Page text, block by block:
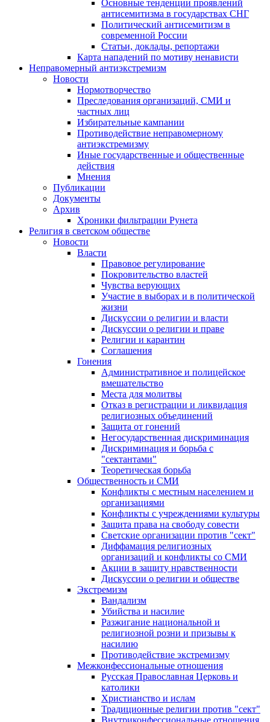
Основные тенденции проявлений
антисемитизма в государствах СНГ
Политический антисемитизм в
современной России
Статьи, доклады, репортажи
Карта нападений по мотиву ненависти
Неправомерный антиэкстремизм
Новости
Нормотворчество
Преследования организаций, СМИ и
частных лиц
Избирательные кампании
Противодействие неправомерному
антиэкстремизму
Иные государственные и общественные
действия
Мнения
Публикации
Документы
Архив
Хроники фильтрации Рунета
Религия в светском обществе
Новости
Власти
Правовое регулирование
Покровительство властей
Чувства верующих
Участие в выборах и в политической
жизни
Дискуссии о религии и власти
Дискуссии о религии и праве
Религии и карантин
Соглашения
Гонения
Административное и полицейское
вмешательство
Места для молитвы
Отказ в регистрации и ликвидация
религиозных объединений
Защита от гонений
Негосударственная дискриминация
Дискриминация и борьба с
"сектантами"
Теоретическая борьба
Общественность и СМИ
Конфликты с местным населением и
организациями
Конфликты с учреждениями культуры
Защита права на свободу совести
Светские организации против "сект"
Диффамация религиозных
организаций и конфликты со СМИ
Акции в защиту нравственности
Дискуссии о религии и обществе
Экстремизм
Вандализм
Убийства и насилие
Разжигание национальной и
религиозной розни и призывы к
насилию
Противодействие экстремизму
Межконфессиональные отношения
Русская Православная Церковь и
католики
Христианство и ислам
Традиционные религии против "сект"